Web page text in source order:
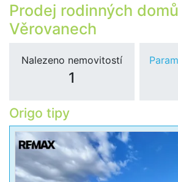
Prodej rodinných
Věrovanech
Nalezeno nemovitostí
1
Origo tipy